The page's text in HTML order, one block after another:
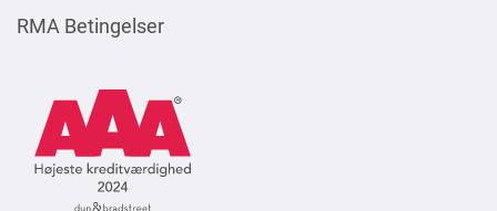
RMA Betingelser